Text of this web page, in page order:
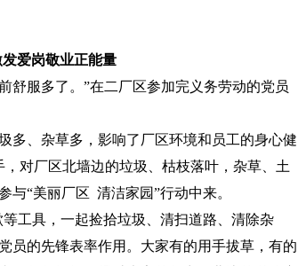
发爱岗敬业正能量
舒服多了。”在二厂区参加完义务劳动的党员
、杂草多，影响了厂区环境和员工的身心健
对厂区北墙边的垃圾、枯枝落叶，杂草、土
与“美丽厂区 清洁家园”行动中来。
工具，一起捡拾垃圾、清扫道路、清除杂
员的先锋表率作用。大家有的用手拔草，有的